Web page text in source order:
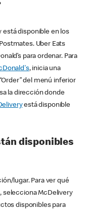
está disponible en los
Uber Eats
para ordenar. Para
, inicia una
del menú inferior
la dirección donde
está disponible
disponibles
lugar. Para ver qué
selecciona McDelivery
disponibles para